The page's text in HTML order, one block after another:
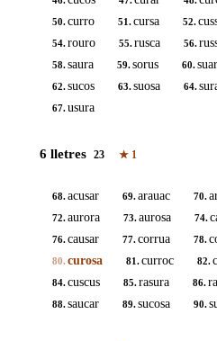
50.curro 51.cursa 52.
54.rouro 55.rusca 56.
58.saura 59.sorus 60.
62.sucos 63.suosa 64.
67.usura
6 lletres 23 ★ 1
68.acusar 69.arauac 70.
72.aurora 73.aurosa 74.
76.causar 77.corrua 78.
80. curosa 81.curroc 82.
84.cuscus 85.rasura 86.
88.saucar 89.sucosa 90.